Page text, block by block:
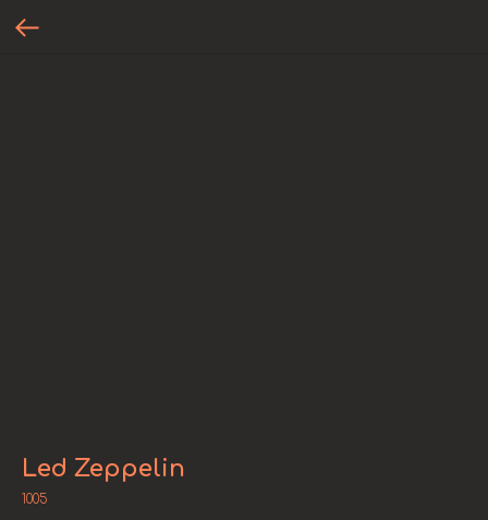
Led Zeppelin
1005